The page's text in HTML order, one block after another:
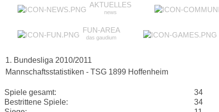
AKTUELLES
news
FUN-AREA
das gaudium
1. Bundesliga 2010/2011
Mannschaftsstatistiken - TSG 1899 Hoffenheim
Spiele gesamt:
34
Bestrittene Spiele:
34